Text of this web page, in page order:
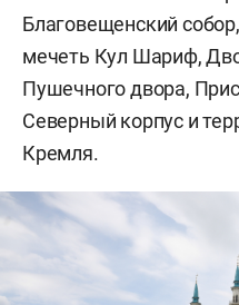
Благовещенский
мечеть Кул Шариф,
Пушечного двора,
Северный корпус и
Кремля.